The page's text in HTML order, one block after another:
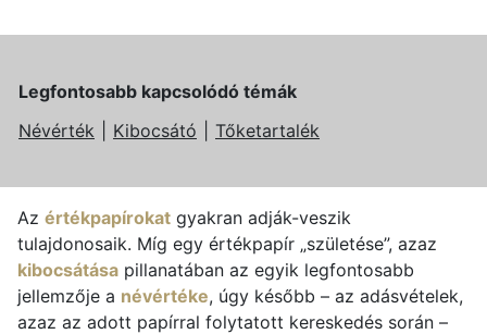
Legfontosabb kapcsolódó témák
Névérték
Kibocsátó Tőketartalék
Az értékpapírokat gyakran adják-veszik
tulajdonosaik. Míg egy értékpapír „születése”, azaz
kibocsátása pillanatában az egyik legfontosabb
jellemzője a névértéke, úgy később – az adásvételek,
azaz az adott papírral folytatott kereskedés során –